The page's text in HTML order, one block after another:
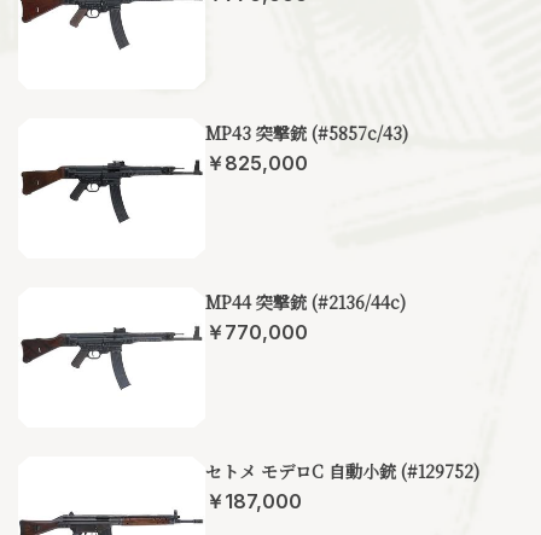
MP43 突撃銃 (#5857c/43)
￥825,000
MP44 突撃銃 (#2136/44c)
￥770,000
セトメ モデロC 自動小銃 (#129752)
￥187,000